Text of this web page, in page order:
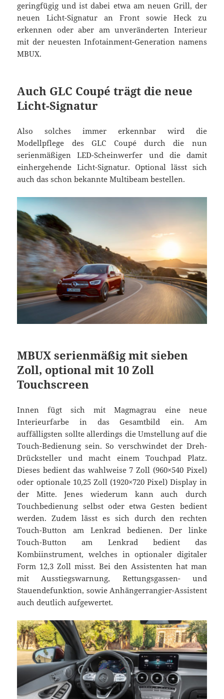
geringfügig und ist dabei etwa am neuen Grill, der
neuen Licht-Signatur an Front sowie Heck zu
erkennen oder aber am unveränderten Interieur
mit der neuesten Infotainment-Generation namens
MBUX.
Auch GLC Coupé trägt die neue
Licht-Signatur
Also solches immer erkennbar wird die
Modellpflege des GLC Coupé durch die nun
serienmäßigen LED-Scheinwerfer und die damit
einhergehende Licht-Signatur. Optional lässt sich
auch das schon bekannte Multibeam bestellen.
MBUX serienmäßig mit sieben
Zoll, optional mit 10 Zoll
Touchscreen
Innen fügt sich mit Magmagrau eine neue
Interieurfarbe in das Gesamtbild ein. Am
auffälligsten sollte allerdings die Umstellung auf die
Touch-Bedienung sein. So verschwindet der Dreh-
Drücksteller und macht einem Touchpad Platz.
Dieses bedient das wahlweise 7 Zoll (960×540 Pixel)
oder optionale 10,25 Zoll (1920×720 Pixel) Display in
der Mitte. Jenes wiederum kann auch durch
Touchbedienung selbst oder etwa Gesten bedient
werden. Zudem lässt es sich durch den rechten
Touch-Button am Lenkrad bedienen. Der linke
Touch-Button am Lenkrad bedient das
Kombiinstrument, welches in optionaler digitaler
Form 12,3 Zoll misst. Bei den Assistenten hat man
mit Ausstiegswarnung, Rettungsgassen- und
Stauendefunktion, sowie Anhängerrangier-Assistent
auch deutlich aufgewertet.